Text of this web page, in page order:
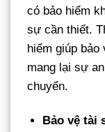
có bảo hiểm
sự cần thiết.
hiểm giúp
mang lại sự
chuyển.
Bảo vệ tài